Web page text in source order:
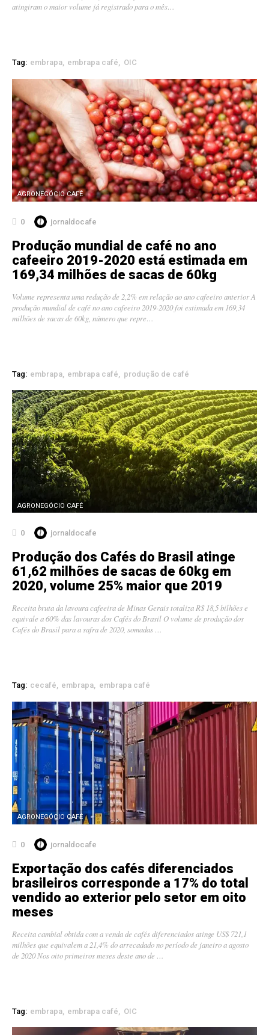
atingiram o maior volume já registrado para o mês…
Tag: embrapa embrapa café OIC
AGRONEGÓCIO CAFÉ
0 jornaldocafe
Produção mundial de café no ano
cafeeiro 2019-2020 está estimada em
169,34 milhões de sacas de 60kg
Volume representa uma redução de 2,2% em relação ao ano cafeeiro anterior A
produção mundial de café no ano cafeeiro 2019-2020 foi estimada em 169,34
milhões de sacas de 60kg, número que repre…
Tag: embrapa embrapa café produção de café
AGRONEGÓCIO CAFÉ
0 jornaldocafe
Produção dos Cafés do Brasil atinge
61,62 milhões de sacas de 60kg em
2020, volume 25% maior que 2019
Receita bruta da lavoura cafeeira de Minas Gerais totaliza R$ 18,5 bilhões e
equivale a 60% das lavouras dos Cafés do Brasil O volume de produção dos
Cafés do Brasil para a safra de 2020, somadas …
Tag: cecafé embrapa embrapa café
AGRONEGÓCIO CAFÉ
0 jornaldocafe
Exportação dos cafés diferenciados
brasileiros corresponde a 17% do total
vendido ao exterior pelo setor em oito
meses
Receita cambial obtida com a venda de cafés diferenciados atinge US$ 721,1
milhões que equivalem a 21,4% do arrecadado no período de janeiro a agosto
de 2020 Nos oito primeiros meses deste ano de …
Tag: embrapa embrapa café OIC